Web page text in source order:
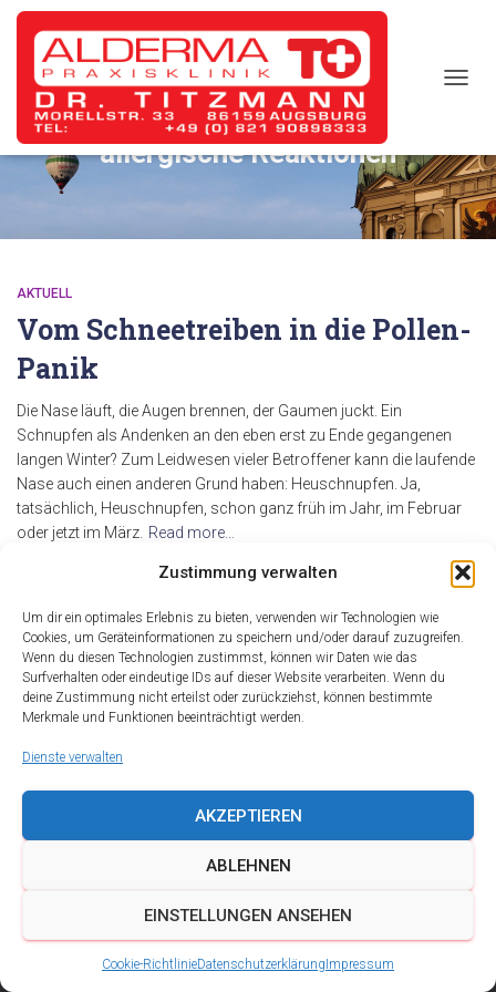
Zustimmung verwalten
Um dir ein optimales Erlebnis zu bieten, verwenden wir Technologien wie
Cookies, um Geräteinformationen zu speichern und/oder darauf zuzugreifen.
Wenn du diesen Technologien zustimmst, können wir Daten wie das
Surfverhalten oder eindeutige IDs auf dieser Website verarbeiten. Wenn du
deine Zustimmung nicht erteilst oder zurückziehst, können bestimmte
Merkmale und Funktionen beeinträchtigt werden.
Dienste verwalten
AKZEPTIEREN
ABLEHNEN
EINSTELLUNGEN ANSEHEN
Cookie-RichtlinieDatenschutzerklärung Impressum
allergische Reaktionen
AKTUELL
Vom Schneetreiben in die Pollen-
Panik
Die Nase läuft, die Augen brennen, der Gaumen juckt. Ein
Schnupfen als Andenken an den eben erst zu Ende gegangenen
langen Winter? Zum Leidwesen vieler Betroffener kann die laufende
Nase auch einen anderen Grund haben: Heuschnupfen. Ja,
tatsächlich, Heuschnupfen, schon ganz früh im Jahr, im Februar
oder jetzt im März. Read more…
16 Jahrenago